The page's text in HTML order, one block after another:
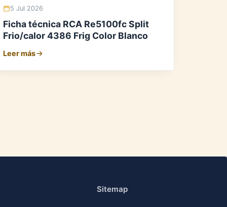
5 Jul 2026
Ficha técnica RCA Re5100fc Split
Frio/calor 4386 Frig Color Blanco
Leer más
Sitemap